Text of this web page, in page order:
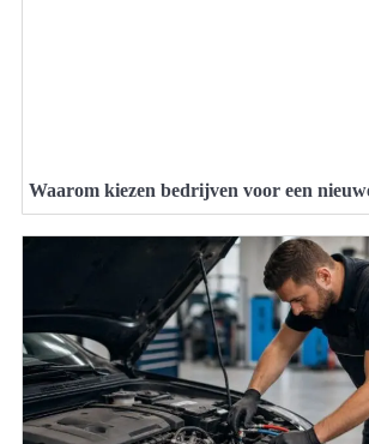
Waarom kiezen bedrijven voor een